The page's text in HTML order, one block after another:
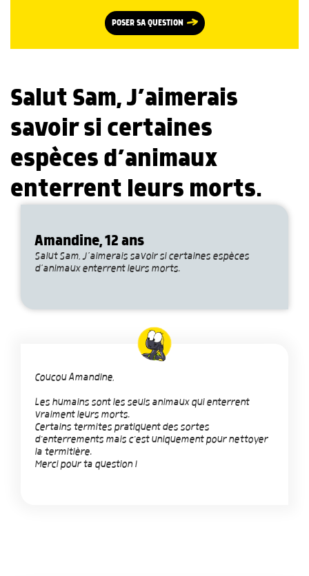
POSER SA QUESTION
Salut Sam, J’aimerais
savoir si certaines
espèces d’animaux
enterrent leurs morts.
Amandine, 12 ans
Salut Sam, J’aimerais savoir si certaines espèces
d’animaux enterrent leurs morts.
Coucou Amandine,
Les humains sont les seuls animaux qui enterrent
vraiment leurs morts.
Certains termites pratiquent des sortes
d'enterrements mais c'est uniquement pour nettoyer
la termitière.
Merci pour ta question !